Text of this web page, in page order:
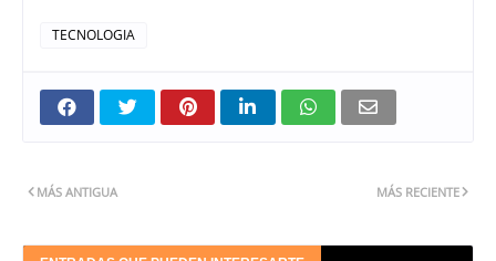
TECNOLOGIA
MÁS RECIENTE
MÁS ANTIGUA